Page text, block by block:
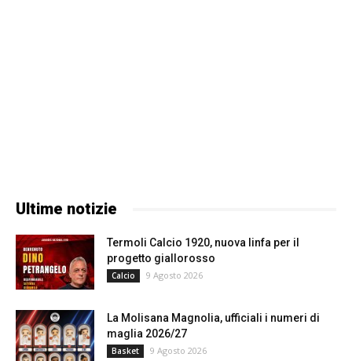
Ultime notizie
Termoli Calcio 1920, nuova linfa per il
progetto giallorosso
Calcio 9 Agosto 2026
La Molisana Magnolia, ufficiali i numeri di
maglia 2026/27
Basket 9 Agosto 2026